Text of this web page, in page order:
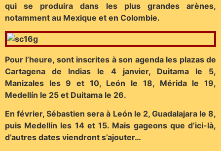
qui se produira dans les plus grandes arènes,
notamment au Mexique et en Colombie.
Pour l’heure, sont inscrites à son agenda les plazas de
Cartagena de Indias le 4 janvier, Duitama le 5,
Manizales les 9 et 10, León le 18, Mérida le 19,
Medellín le 25 et Duitama le 26.
En février, Sébastien sera à León le 2, Guadalajara le 8,
puis Medellín les 14 et 15. Mais gageons que d’ici-là,
d’autres dates viendront s’ajouter…